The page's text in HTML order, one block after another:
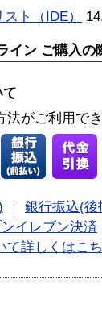
ト（IDE）
イン ご購入の
法がご利用で
｜ 銀行振込(後
イレブン決済
て詳しくはこ